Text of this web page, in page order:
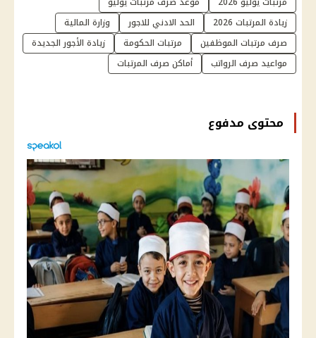
زيادة المرتبات 2026
الحد الادني للاجور
وزارة المالية
صرف مرتبات الموظفين
مرتبات الحكومة
زيادة الأجور الجديدة
مواعيد صرف الرواتب
أماكن صرف المرتبات
محتوى مدفوع